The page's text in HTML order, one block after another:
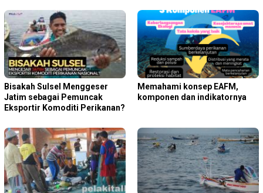
Bisakah Sulsel Menggeser
Jatim sebagai Pemuncak
Eksportir Komoditi Perikanan?
Memahami konsep EAFM,
komponen dan indikatornya